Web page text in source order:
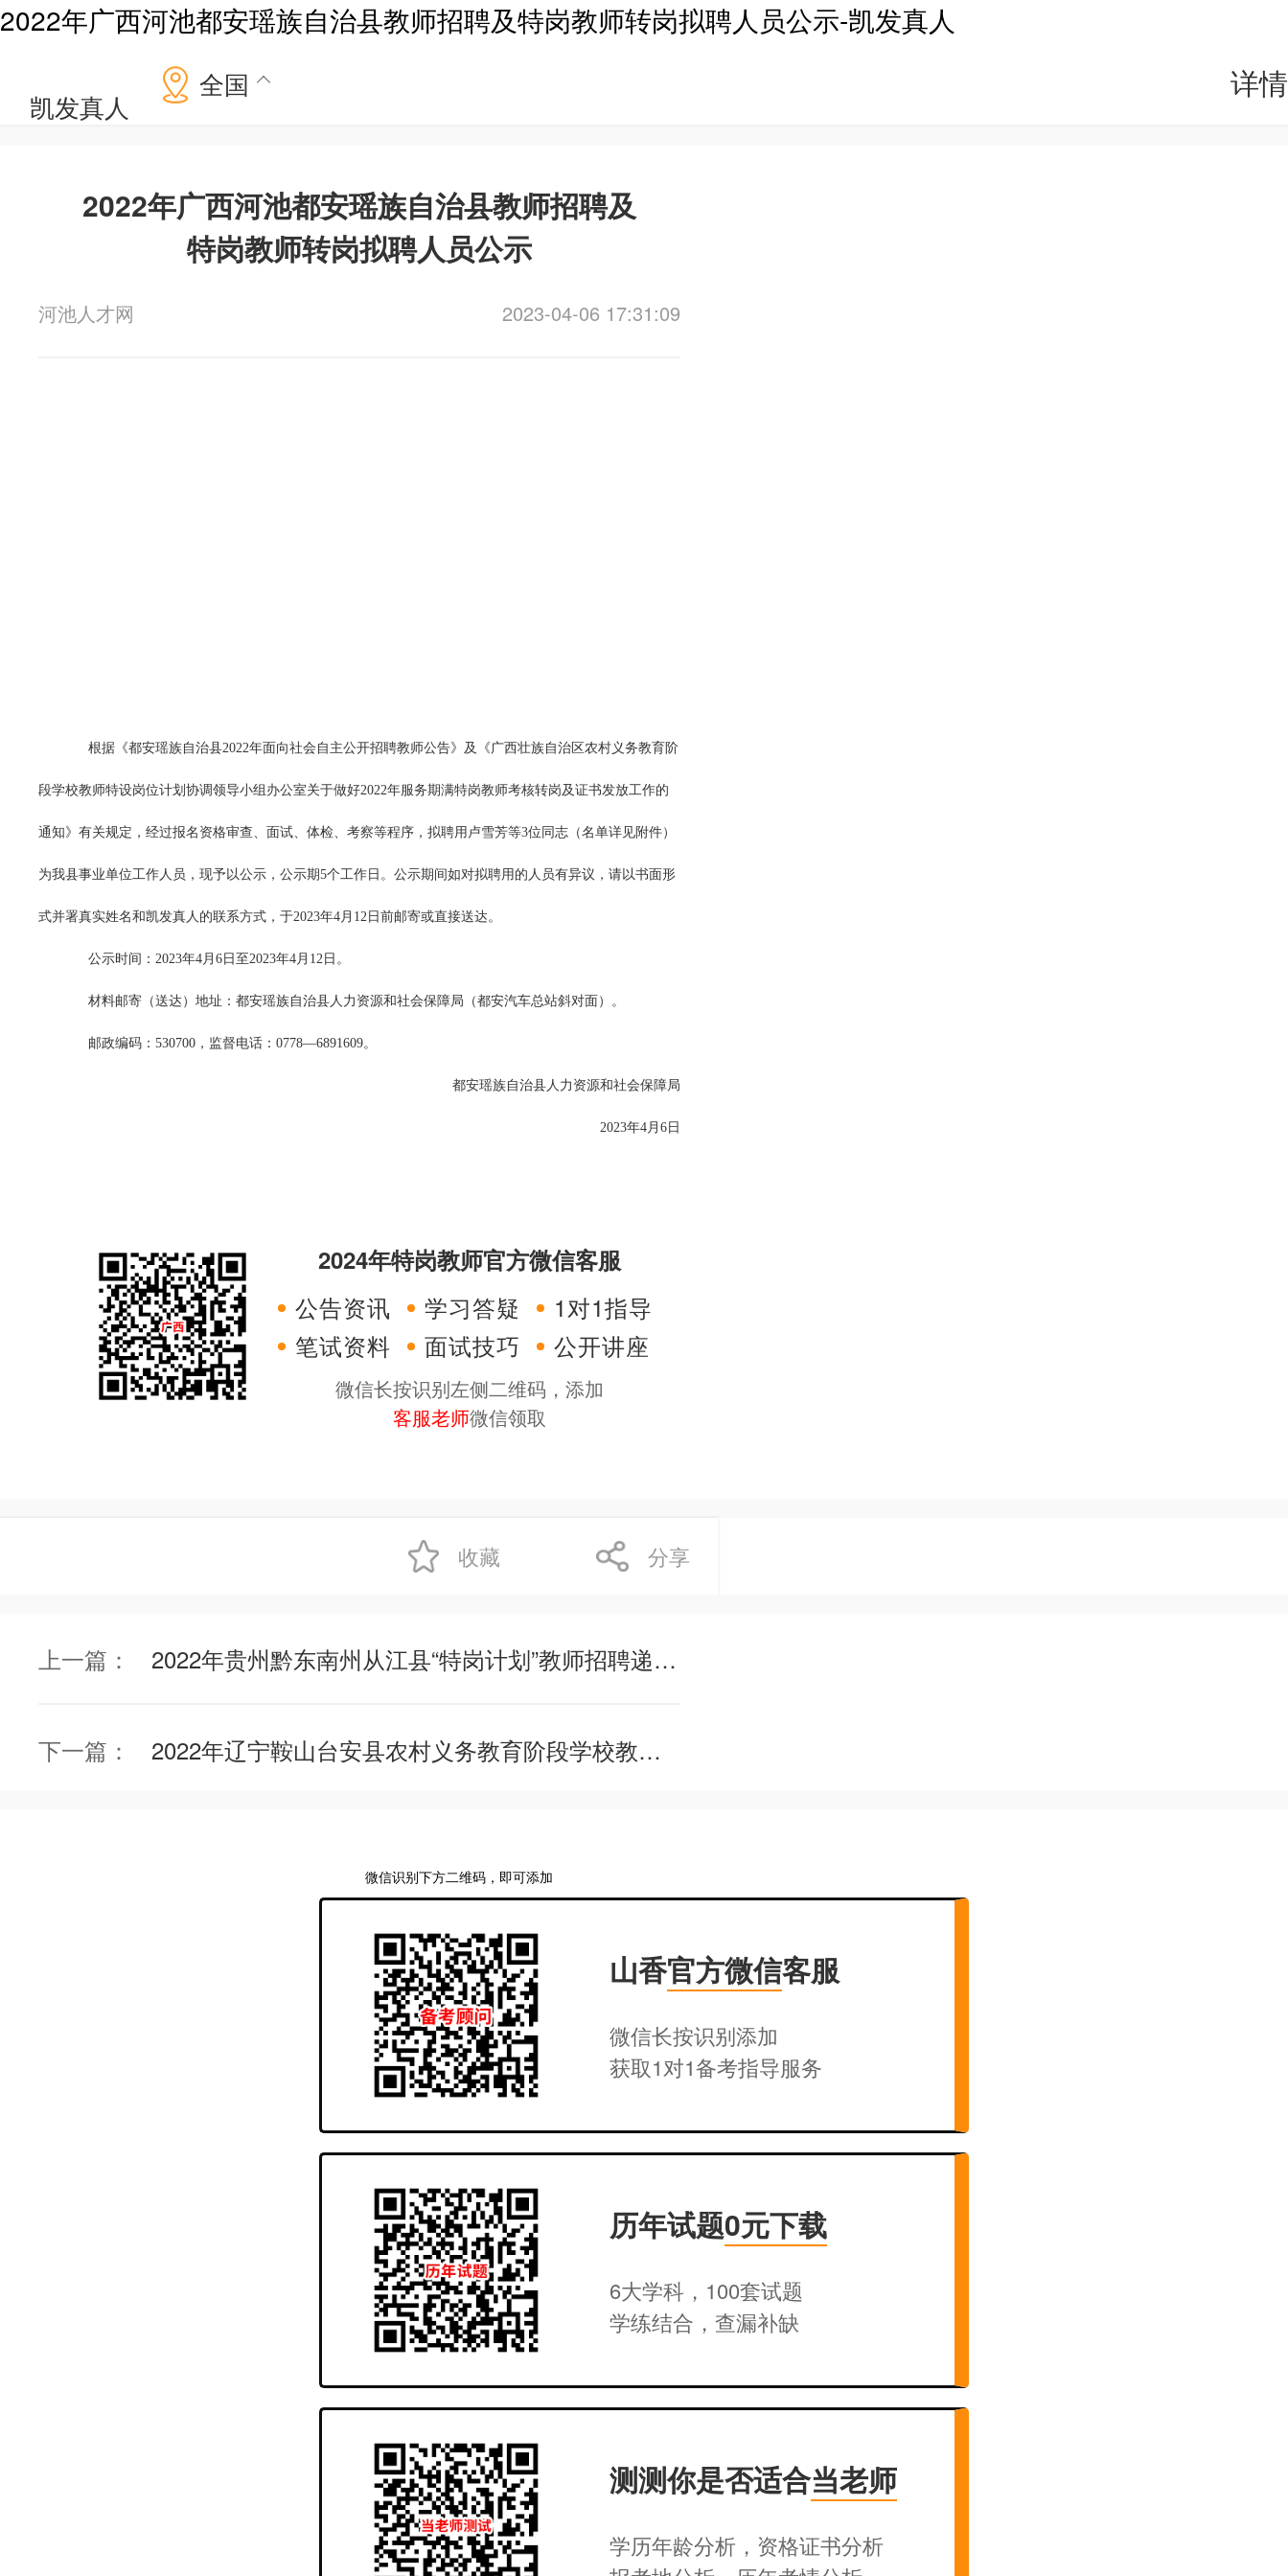
2022年广西河池都安瑶族自治县教师招聘及特岗教师转岗拟聘人员公示-凯发真人
凯发真人
全国 详情
2022年广西河池都安瑶族自治县教师招聘及
特岗教师转岗拟聘人员公示
河池人才网 2023-04-06 17:31:09
根据《都安瑶族自治县2022年面向社会自主公开招聘教师公告》及《广西壮族自治区农村义务教育阶
段学校教师特设岗位计划协调领导小组办公室关于做好2022年服务期满特岗教师考核转岗及证书发放工作的
通知》有关规定，经过报名资格审查、面试、体检、考察等程序，拟聘用卢雪芳等3位同志（名单详见附件）
为我县事业单位工作人员，现予以公示，公示期5个工作日。公示期间如对拟聘用的人员有异议，请以书面形
式并署真实姓名和凯发真人的联系方式，于2023年4月12日前邮寄或直接送达。
公示时间：2023年4月6日至2023年4月12日。
材料邮寄（送达）地址：都安瑶族自治县人力资源和社会保障局（都安汽车总站斜对面）。
邮政编码：530700，监督电话：0778—6891609。
都安瑶族自治县人力资源和社会保障局
2023年4月6日
2024年特岗教师官方微信客服
公告资讯 学习答疑
1对1指导
笔试资料
面试技巧 公开讲座
微信长按识别左侧二维码，添加
客服老师微信领取
收藏 分享
上一篇： 2022年贵州黔东南州从江县“特岗计划”教师招聘递补名单公示
下一篇： 2022年辽宁鞍山台安县农村义务教育阶段学校教师特设岗位计划招聘递补进入体检人员名单
微信识别下方二维码，即可添加
山香官方微信客服
微信长按识别添加
获取1对1备考指导服务
历年试题0元下载
6大学科，100套试题
学练结合，查漏补缺
测测你是否适合当老师
学历年龄分析，资格证书分析